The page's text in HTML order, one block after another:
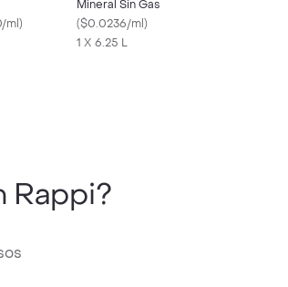
ml)
Mineral Sin Gas
($0.0236/ml)
1 X 6.25 L
Rappi?